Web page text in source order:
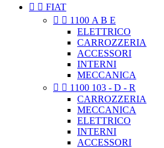
  FIAT
  1100 A B E
ELETTRICO
CARROZZERIA
ACCESSORI
INTERNI
MECCANICA
  1100 103 - D - R
CARROZZERIA
MECCANICA
ELETTRICO
INTERNI
ACCESSORI